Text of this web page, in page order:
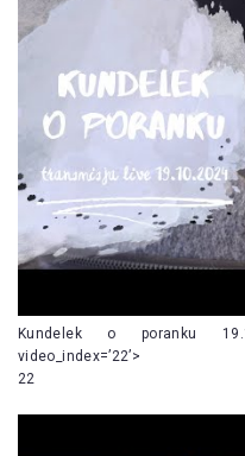
Kundelek o poranku
video_index=’22’>
22